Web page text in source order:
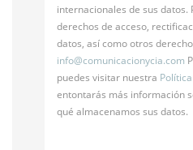
internacionales de sus datos.
derechos de acceso,
datos, así como otros
info@comunicacionycia.com
puedes visitar nuestra
entontarás más información
qué almacenamos sus datos.